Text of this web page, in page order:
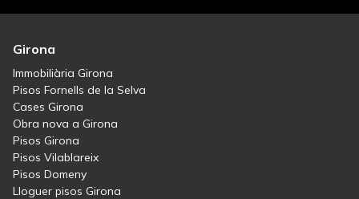
Girona
Immobiliària Girona
Pisos Fornells de la Selva
Cases Girona
Obra nova a Girona
Pisos Girona
Pisos Vilablareix
Pisos Domeny
Lloguer pisos Girona